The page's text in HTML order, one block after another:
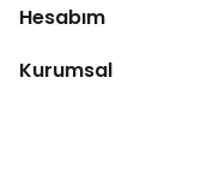
Hesabım
Kurumsal